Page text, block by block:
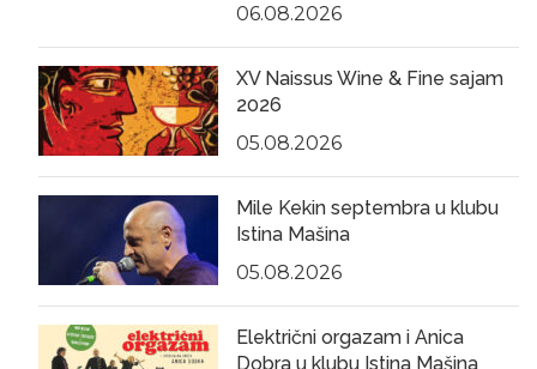
06.08.2026
XV Naissus Wine & Fine sajam
2026
05.08.2026
Mile Kekin septembra u klubu
Istina Mašina
05.08.2026
Električni orgazam i Anica
Dobra u klubu Istina Mašina